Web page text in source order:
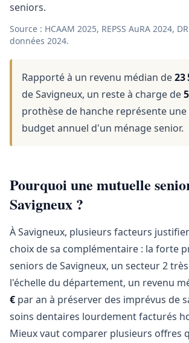
seniors.
Source : HCAAM 2025, REPSS AuRA 2024,
données 2024.
Rapporté à un revenu médian de23
de Savigneux, un reste à charge de
prothèse de hanche représente
budget annuel d'un ménage senior.
Pourquoi une mutuelle
Savigneux ?
À Savigneux, plusieurs facteurs
choix de sa complémentaire : la forte
seniors de Savigneux, un secteur 2
l'échelle du département, un revenu
€ par an à préserver des imprévus de
soins dentaires lourdement facturés
Mieux vaut comparer plusieurs offres